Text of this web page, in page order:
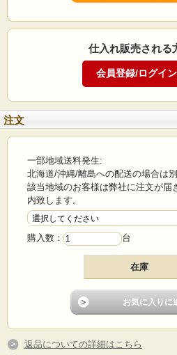
フル家庭用電動ミシン
搭載 デニム12枚が縫える
し メタル垂直半回転釜採
商品説明
※こちらはロングテーブル付属タイプとなりま
※アメリカ・カナダ国内ネット売上販売台数
超話題のフェイユーミシンがいよいよ登場！
工業用ミシンで使われているサーボモーター
ました。
デニムの縫い目の段や紐などラクラク縫うこ
厚物に適した半回転釜を採用し綺麗に縫うこ
必要最低限な機能を搭載しフルパワーでスト
もちろんフリーアームやロングテーブル（別
デニム地最大12枚を重ねて縫える超屈強なモ
厚地の物なら幅広く対応。
・レギュラーオンス（10オンス以上15オンス
→一般的なデニムの厚みでジーンズやスカー
仕入れ販売される
注文
一部地域送料発生:
北海道/沖縄/離島への配送の場合は
該当地域のお客様は弊社に注文が届
内致します。
購入数： 台
在庫
返品についての詳細はこちら